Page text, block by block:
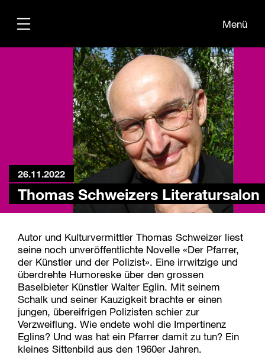
Übersicht
Menü
26.11.2022
Thomas Schweizers Literatursalon
Autor und Kulturvermittler Thomas Schweizer liest
seine noch unveröffentlichte Novelle «Der Pfarrer,
der Künstler und der Polizist». Eine irrwitzige und
überdrehte Humoreske über den grossen
Baselbieter Künstler Walter Eglin. Mit seinem
Schalk und seiner Kauzigkeit brachte er einen
jungen, übereifrigen Polizisten schier zur
Verzweiflung. Wie endete wohl die Impertinenz
Eglins? Und was hat ein Pfarrer damit zu tun? Ein
kleines Sittenbild aus den 1960er Jahren.